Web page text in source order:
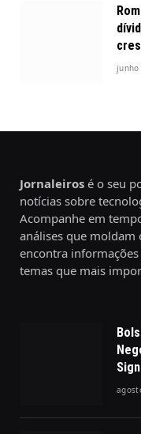
Jornaleiros é o seu
notícias sobre
Acompanhe em
análises que moldam
encontra
temas que mais